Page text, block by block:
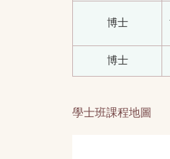
博士
博士
學士班課程地圖